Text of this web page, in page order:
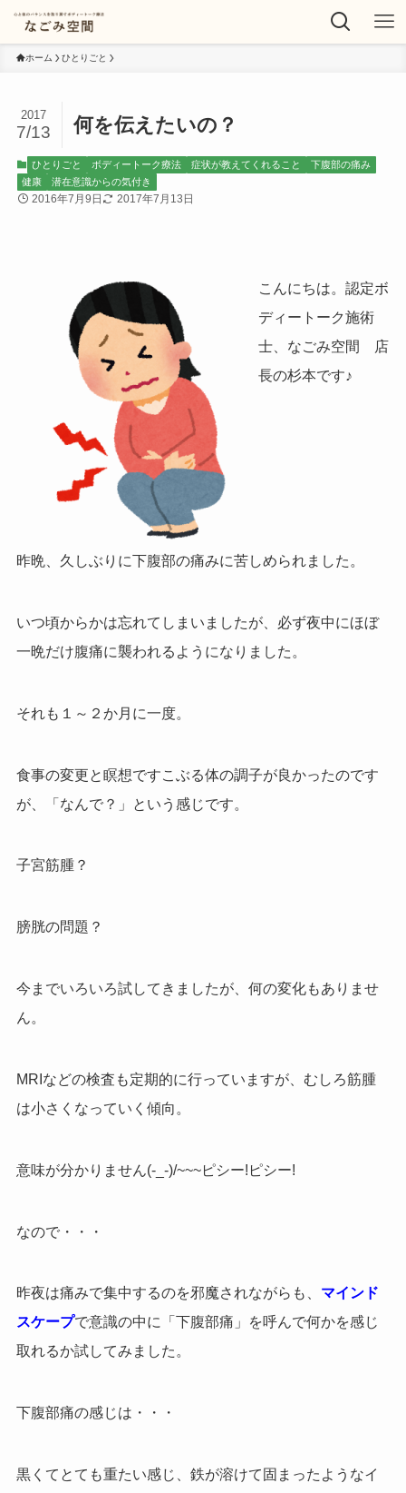
ホーム ひとりごと
何を伝えたいの？
2017
7/13
ひとりごと ボディートーク療法 症状が教えてくれること
下腹部の痛み
健康
潜在意識からの気付き
2016年7月9日 2017年7月13日
こんにちは。認定ボ
ディートーク施術
士、なごみ空間 店
長の杉本です♪
昨晩、久しぶりに下腹部の痛みに苦しめられました。
いつ頃からかは忘れてしまいましたが、必ず夜中にほぼ
一晩だけ腹痛に襲われるようになりました。
それも１～２か月に一度。
食事の変更と瞑想ですこぶる体の調子が良かったのです
が、「なんで？」という感じです。
子宮筋腫？
膀胱の問題？
今までいろいろ試してきましたが、何の変化もありませ
ん。
MRIなどの検査も定期的に行っていますが、むしろ筋腫
は小さくなっていく傾向。
意味が分かりません(-_-)/~~~ピシー!ピシー!
なので・・・
昨夜は痛みで集中するのを邪魔されながらも、 マインド
スケープで意識の中に「下腹部痛」を呼んで何かを感じ
取れるか試してみました。
下腹部痛の感じは・・・
黒くてとても重たい感じ、鉄が溶けて固まったようなイ